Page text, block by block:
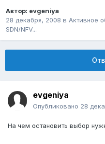
Автор: evgeniya
28 декабря, 2008 в Активное
SDN/NFV...
evgeniya
Опубликовано 28
На чем остановить выбор